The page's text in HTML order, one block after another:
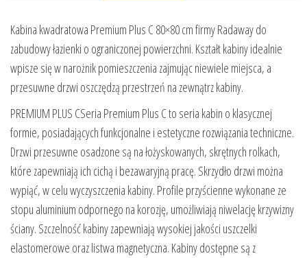
Kabina kwadratowa Premium Plus C 80×80 cm firmy Radaway do
zabudowy łazienki o ograniczonej powierzchni. Kształt kabiny idealnie
wpisze się w narożnik pomieszczenia zajmując niewiele miejsca, a
przesuwne drzwi oszczędzą przestrzeń na zewnątrz kabiny.
PREMIUM PLUS CSeria Premium Plus C to seria kabin o klasycznej
formie, posiadających funkcjonalne i estetyczne rozwiązania techniczne.
Drzwi przesuwne osadzone są na łożyskowanych, skrętnych rolkach,
które zapewniają ich cichą i bezawaryjną pracę. Skrzydło drzwi można
wypiąć, w celu wyczyszczenia kabiny. Profile przyścienne wykonane ze
stopu aluminium odpornego na korozję, umożliwiają niwelację krzywizny
ściany. Szczelność kabiny zapewniają wysokiej jakości uszczelki
elastomerowe oraz listwa magnetyczna. Kabiny dostępne są z